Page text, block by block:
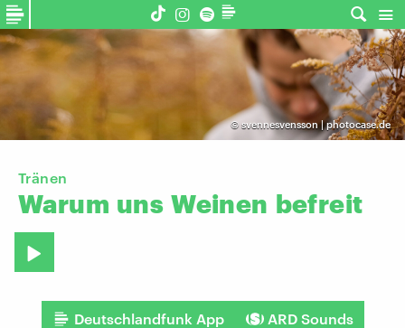
© svennesvensson | photocase.de
Tränen
Warum uns Weinen befreit
Deutschlandfunk App ARD Sounds